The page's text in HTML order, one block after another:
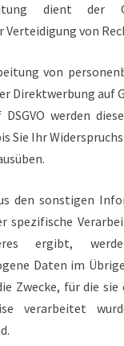
dient der
Verteidigung von
von
Direktwerbung auf
werden
Sie Ihr
den sonstigen
spezifische
ergibt,
Daten im
Zwecke, für die
verarbeitet